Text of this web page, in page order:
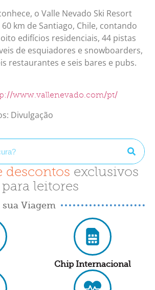
o Valle Nevado Ski Resort
km de Santiago, Chile, contando
edifícios residenciais, 44 pistas
de esquiadores e snowboarders,
restaurantes e seis bares e pubs.
www.vallenevado.com/pt/
Divulgação
descontos exclusivos
para leitores
Viagem
Chip Internacional